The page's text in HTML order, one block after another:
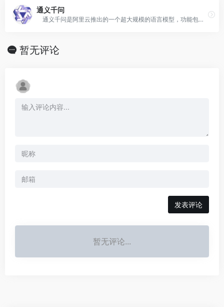
通义千问
通义千问是阿里云推出的一个超大规模的语言模型，功能包括多轮对话、文案创作、逻辑推理、多模态理解、多语言支持。
暂无评论
发表评论
暂无评论...